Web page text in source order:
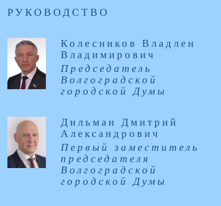
РУКОВОДСТВО
Колесников Владлен
Владимирович
Председатель
Волгоградской
городской Думы
Дильман Дмитрий
Александрович
Первый заместитель
председателя
Волгоградской
городской Думы